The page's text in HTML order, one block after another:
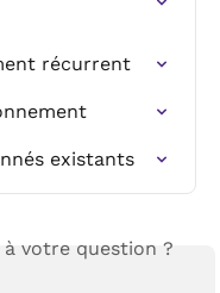
récurrent
existants
votre question ?